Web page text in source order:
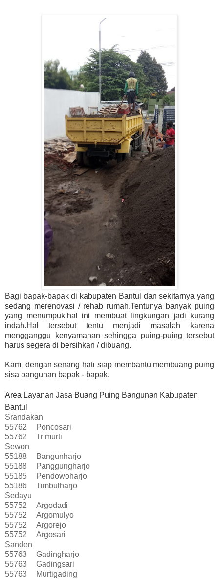
Bagi bapak-bapak di kabupaten Bantul dan sekitarnya yang
sedang merenovasi / rehab rumah.Tentunya banyak puing
yang menumpuk,hal ini membuat lingkungan jadi kurang
indah.Hal tersebut tentu menjadi masalah karena
mengganggu kenyamanan sehingga puing-puing tersebut
harus segera di bersihkan / dibuang.
Kami dengan senang hati siap membantu membuang puing
sisa bangunan bapak - bapak.
Area Layanan Jasa Buang Puing Bangunan Kabupaten
Bantul
Srandakan
55762
Poncosari
55762
Trimurti
Sewon
55188
Bangunharjo
55188
Panggungharjo
55185
Pendowoharjo
55186
Timbulharjo
Sedayu
55752
Argodadi
55752
Argomulyo
55752
Argorejo
55752
Argosari
Sanden
55763
Gadingharjo
55763
Gadingsari
55763
Murtigading